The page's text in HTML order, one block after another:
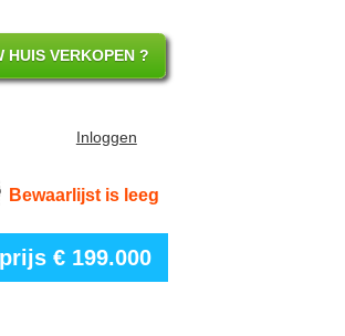
HUIS VERKOPEN ?
Inloggen
Bewaarlijst is leeg
€ 199.000